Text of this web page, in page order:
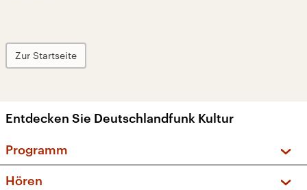
Zur Startseite
Entdecken Sie Deutschlandfunk Kultur
Programm
Hören